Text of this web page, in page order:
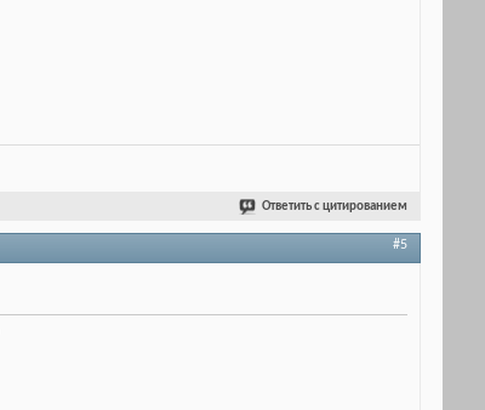
Ответить с цитированием
#5